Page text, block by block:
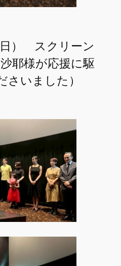
） スクリーン
耶様が応援に駆
さいました）